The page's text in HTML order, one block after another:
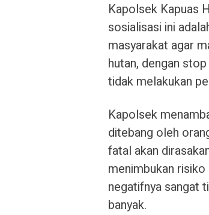
Kapolsek Kapuas
sosialisasi ini
masyarakat agar
hutan, dengan
tidak melakukan
Kapolsek
ditebang oleh
fatal akan
menimbukan
negatifnya sangat
banyak.